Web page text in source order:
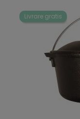
Livrare gratis